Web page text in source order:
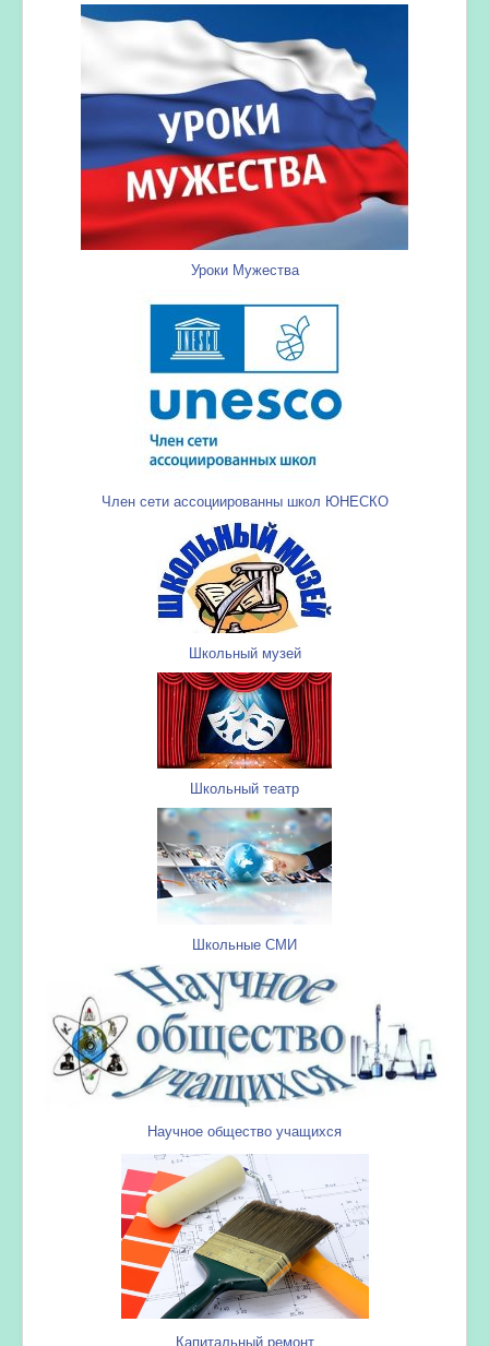
Уроки Мужества
Член сети ассоциированны школ ЮНЕСКО
Школьный музей
Школьный театр
Школьные СМИ
Научное общество учащихся
Капитальный ремонт